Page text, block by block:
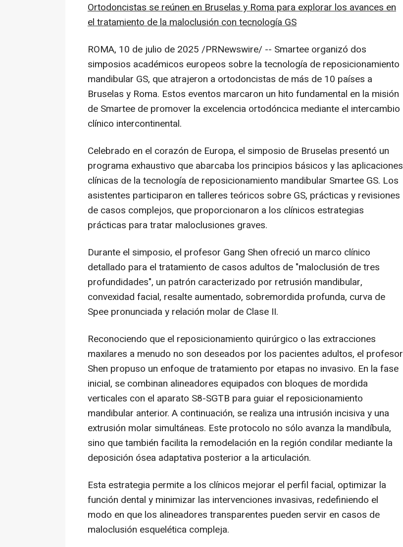
Ortodoncistas se reúnen en Bruselas yRomapara explorar los avances en
el tratamiento de la maloclusión con tecnología GS
ROMA, 10 de julio de 2025 /PRNewswire/ -- Smartee organizó dos
simposios académicos europeos sobre la tecnología de reposicionamiento
mandibular GS, que atrajeron a ortodoncistas de más de 10 países a
Bruselas y Roma. Estos eventos marcaron un hito fundamental en la misión
de Smartee de promover la excelencia ortodóncica mediante el intercambio
clínico intercontinental.
Celebrado en el corazón de Europa, el simposio de Bruselas presentó un
programa exhaustivo que abarcaba los principios básicos y las aplicaciones
clínicas de la tecnología de reposicionamiento mandibular Smartee GS. Los
asistentes participaron en talleres teóricos sobre GS, prácticas y revisiones
de casos complejos, que proporcionaron a los clínicos estrategias
prácticas para tratar maloclusiones graves.
Durante el simposio, el profesor Gang Shen ofreció un marco clínico
detallado para el tratamiento de casos adultos de "maloclusión de tres
profundidades", un patrón caracterizado por retrusión mandibular,
convexidad facial, resalte aumentado, sobremordida profunda, curva de
Spee pronunciada y relación molar de Clase II.
Reconociendo que el reposicionamiento quirúrgico o las extracciones
maxilares a menudo no son deseados por los pacientes adultos, el profesor
Shen propuso un enfoque de tratamiento por etapas no invasivo. En la fase
inicial, se combinan alineadores equipados con bloques de mordida
verticales con el aparato S8-SGTB para guiar el reposicionamiento
mandibular anterior. A continuación, se realiza una intrusión incisiva y una
extrusión molar simultáneas. Este protocolo no sólo avanza la mandíbula,
sino que también facilita la remodelación en la región condilar mediante la
deposición ósea adaptativa posterior a la articulación.
Esta estrategia permite a los clínicos mejorar el perfil facial, optimizar la
función dental y minimizar las intervenciones invasivas, redefiniendo el
modo en que los alineadores transparentes pueden servir en casos de
maloclusión esquelética compleja.